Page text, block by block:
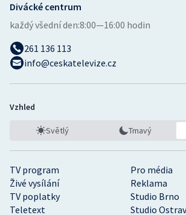
TV program
Pro média
Živé vysílání
Reklama
TV poplatky
Studio Brno
Teletext
Studio
Divácké centrum
každý všední den:8:00—16:00 hodin
261 136 113
info@ceskatelevize.cz
Vzhled
Světlý Tmavý